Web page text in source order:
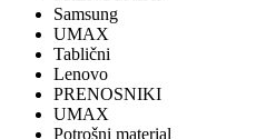
Samsung
UMAX
Tablični
Lenovo
PRENOSNIKI
UMAX
Potrošni material